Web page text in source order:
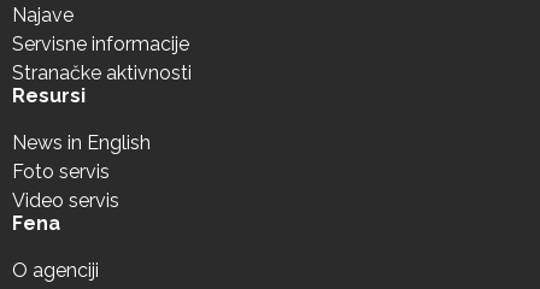
Najave
Servisne informacije
Stranačke aktivnosti
Resursi
News in English
Foto servis
Video servis
Fena
O agenciji